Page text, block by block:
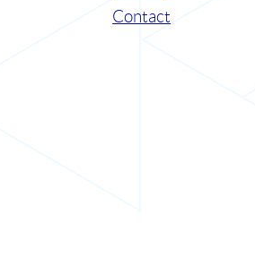
Contact